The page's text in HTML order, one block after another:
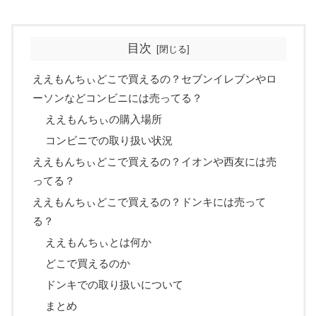
目次
ええもんちぃどこで買えるの？セブンイレブンやロ
ーソンなどコンビニには売ってる？
ええもんちぃの購入場所
コンビニでの取り扱い状況
ええもんちぃどこで買えるの？イオンや西友には売
ってる？
ええもんちぃどこで買えるの？ドンキには売って
る？
ええもんちぃとは何か
どこで買えるのか
ドンキでの取り扱いについて
まとめ